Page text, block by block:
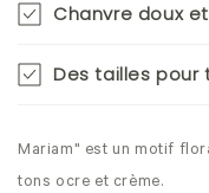
Chanvre doux
Des tailles pour
Mariam" est un motif
tons ocre et crème.